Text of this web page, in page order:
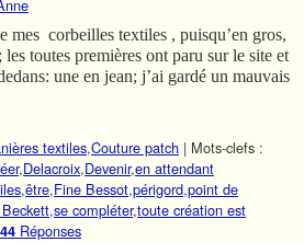
mes corbeilles textiles , puisqu’en gros,
toutes premières ont paru sur le site et
une en jean; j’ai gardé un mauvais
textiles,Couture patch | Mots-clefs :
,Delacroix,Devenir,en attendant
,être,Fine Bessot,périgord,point de
,se compléter,toute création est
44 Réponses